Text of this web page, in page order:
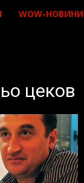
WOW-НОВИНИ
цеков